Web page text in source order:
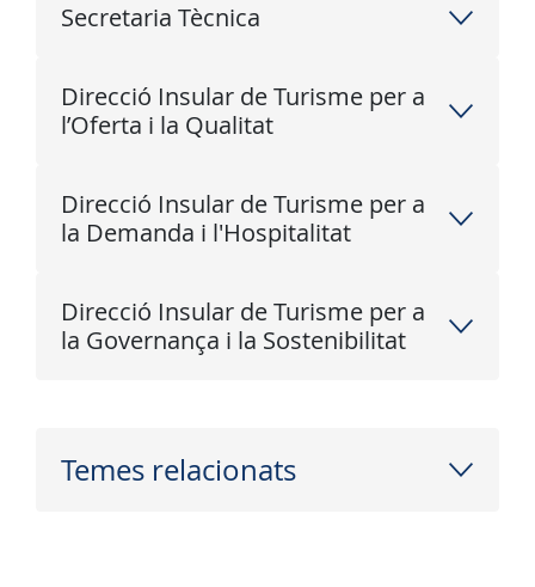
Secretaria Tècnica
Direcció Insular de Turisme per a
l’Oferta i la Qualitat
Direcció Insular de Turisme per a
la Demanda i l'Hospitalitat
Direcció Insular de Turisme per a
la Governança i la Sostenibilitat
Temes relacionats